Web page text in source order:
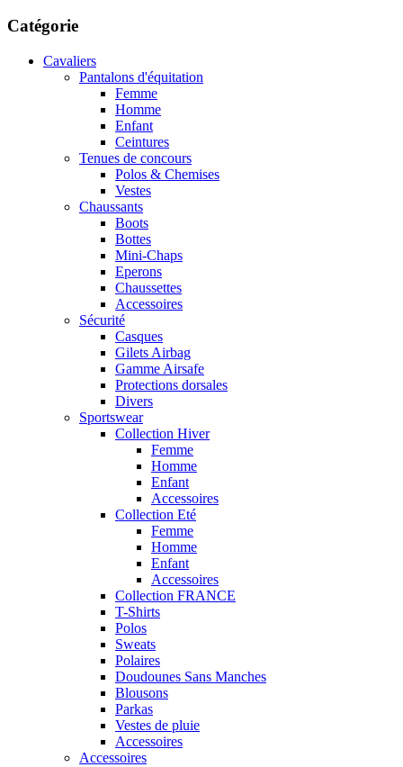
Catégorie
Cavaliers
Pantalons d'équitation
Femme
Homme
Enfant
Ceintures
Tenues de concours
Polos & Chemises
Vestes
Chaussants
Boots
Bottes
Mini-Chaps
Eperons
Chaussettes
Accessoires
Sécurité
Casques
Gilets Airbag
Gamme Airsafe
Protections dorsales
Divers
Sportswear
Collection Hiver
Femme
Homme
Enfant
Accessoires
Collection Eté
Femme
Homme
Enfant
Accessoires
Collection FRANCE
T-Shirts
Polos
Sweats
Polaires
Doudounes Sans Manches
Blousons
Parkas
Vestes de pluie
Accessoires
Accessoires